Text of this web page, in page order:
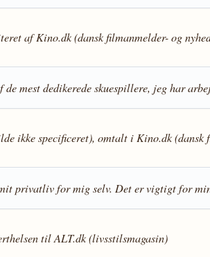
af Kino.dk (dansk filmanmelder- og
de mest dedikerede skuespillere, jeg har
ikke specificeret), omtalt i Kino.dk (dansk
privatliv for mig selv. Det er vigtigt for
til ALT.dk (livsstilsmagasin)